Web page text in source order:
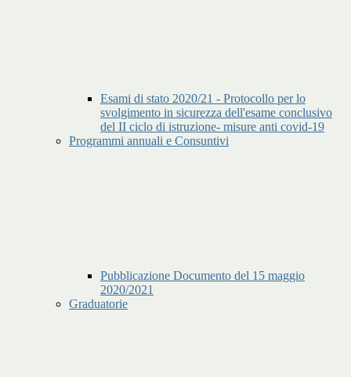
Esami di stato 2020/21 - Protocollo per lo
svolgimento in sicurezza dell'esame conclusivo
del II ciclo di istruzione- misure anti covid-19
Programmi annuali e Consuntivi
Pubblicazione Documento del 15 maggio
2020/2021
Graduatorie